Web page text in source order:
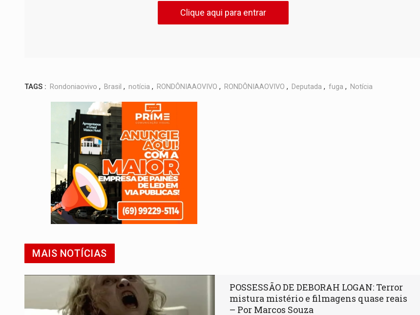
Clique aqui para entrar
TAGS : Rondoniaovivo , Brasil , notícia , RONDÔNIAAOVIVO , RONDÔNIAAOVIVO , Deputada , fuga , Notícia
MAIS NOTÍCIAS
POSSESSÃO DE DEBORAH LOGAN: Terror
mistura mistério e filmagens quase reais
– Por Marcos Souza